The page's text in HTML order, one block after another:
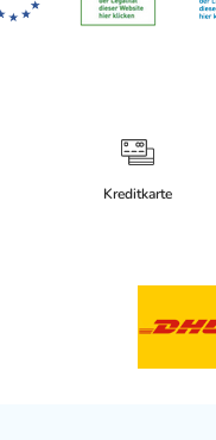
Kreditkarte